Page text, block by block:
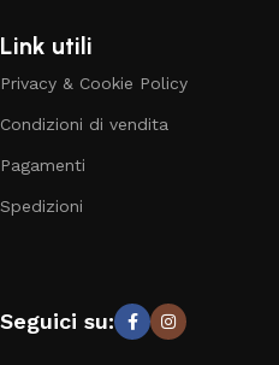
Link utili
Privacy & Cookie Policy
Condizioni di vendita
Pagamenti
Spedizioni
Seguici su: